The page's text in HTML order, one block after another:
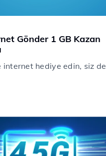
Gönder 1 GB Kazan
internet hediye edin, siz de